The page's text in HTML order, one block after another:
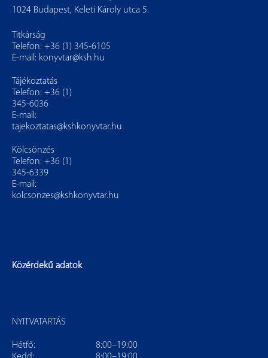
1024 Budapest, Keleti Károly utca 5.
Titkárság
Telefon: +36 (1) 345-6105
E-mail: konyvtar@ksh.hu
Tájékoztatás
Telefon: +36 (1)
345-6036
E-mail:
tajekoztatas@kshkonyvtar.hu
Kölcsönzés
Telefon: +36 (1)
345-6339
E-mail:
kolcsonzes@kshkonyvtar.hu
Közérdekű adatok
NYITVATARTÁS
Hétfő:
8:00–19:00